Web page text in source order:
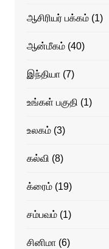
ஆசிரியர் பக்கம்(1)
ஆன்மீகம்(40)
இந்தியா(7)
உங்கள் பகுதி (1)
உலகம்(3)
கல்வி (8)
க்ரைம்(19)
சம்பவம்(1)
சினிமா(6)